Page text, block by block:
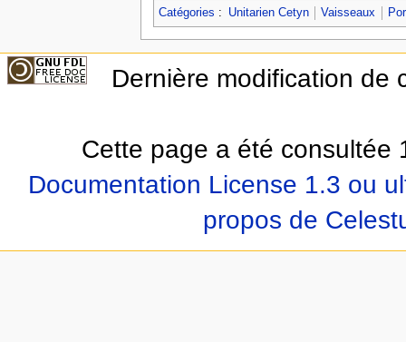
Catégories : Unitarien Cetyn Vaisseaux
Dernière modification de
Cette page a été consultée
Documentation License 1.3 ou
propos de